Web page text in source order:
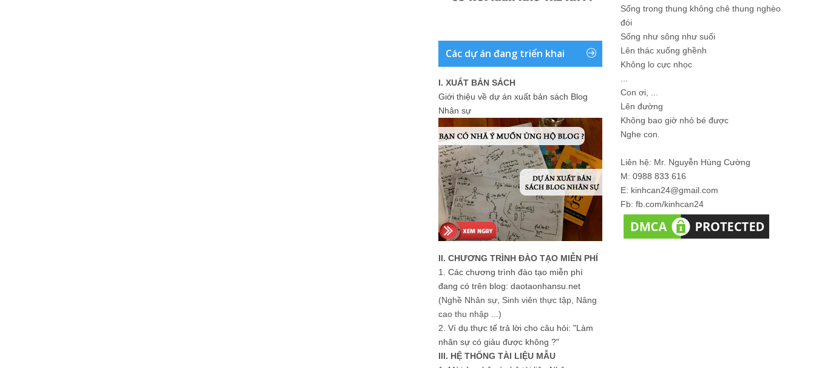
Các dự án đang triển khai
I. XUẤT BẢN SÁCH
Giới thiệu về dự án xuất bản sách Blog
Nhân sự
II. CHƯƠNG TRÌNH ĐÀO TẠO MIỄN PHÍ
1. Các chương trình đào tạo miễn phí
đang có trên blog: daotaonhansu.net
(Nghề Nhân sự, Sinh viên thực tập, Nâng
cao thu nhập ...)
2. Ví dụ thực tế trả lời cho câu hỏi: "Làm
nhân sự có giàu được không ?"
III. HỆ THỐNG TÀI LIỆU MẪU
Sống trong thung không chê thung nghèo
đói
Sống như sông như suối
Lên thác xuống ghềnh
Không lo cực nhọc
Con ơi, ...
Lên đường
Không bao giờ nhỏ bé được
Nghe con.
Liên hệ: Mr. Nguyễn Hùng Cường
M: 0988 833 616
E: kinhcan24@gmail.com
Fb: fb.com/kinhcan24